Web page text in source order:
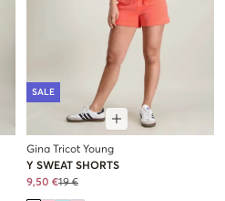
SALE
Gina Tricot Young
Y SWEAT SHORTS
9,50 €19 €